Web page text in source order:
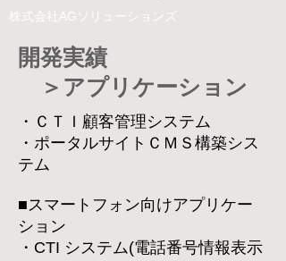
​株式会社AGソリューションズ
開発実績
​ ＞アプリケーション
・ＣＴＩ顧客管理システム
・ポータルサイトＣＭＳ構築シス
テム
■スマートフォン向けアプリケー
ション
・CTI システム(電話番号情報表示